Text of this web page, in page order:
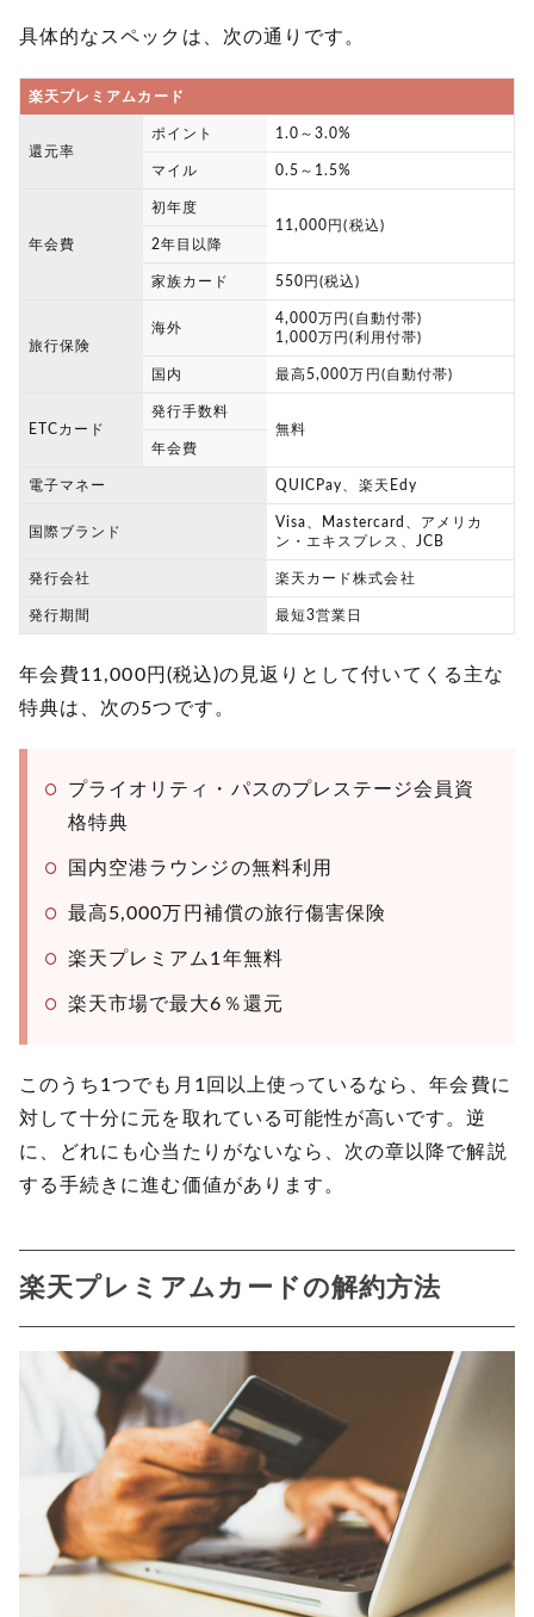
具体的なスペックは、次の通りです。
楽天プレミアムカード
還元率
ポイント 1.0～3.0%
マイル 0.5～1.5%
年会費
初年度
11,000円(税込)
2年目以降
家族カード 550円(税込)
旅行保険
海外
4,000万円(自動付帯)
1,000万円(利用付帯)
国内 最高5,000万円(自動付帯)
ETCカード
発行手数料
無料
年会費
電子マネー QUICPay、楽天Edy
国際ブランド
Visa、Mastercard、アメリカ
ン・エキスプレス、JCB
発行会社 楽天カード株式会社
発行期間 最短3営業日
年会費11,000円(税込)の見返りとして付いてくる主な
特典は、次の5つです。
プライオリティ・パスのプレステージ会員資
格特典
国内空港ラウンジの無料利用
最高5,000万円補償の旅行傷害保険
楽天プレミアム1年無料
楽天市場で最大6％還元
このうち1つでも月1回以上使っているなら、年会費に
対して十分に元を取れている可能性が高いです。逆
に、どれにも心当たりがないなら、次の章以降で解説
する手続きに進む価値があります。
楽天プレミアムカードの解約方法